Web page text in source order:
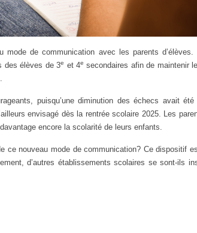
de communication avec les parents d’élèves.
des élèves de 3e et 4e secondaires afin de maintenir
puisqu’une diminution des échecs avait
envisagé dès la rentrée scolaire 2025. Les
encore la scolarité de leurs enfants.
ce nouveau mode de communication? Ce dispositif
d’autres établissements scolaires se sont-ils